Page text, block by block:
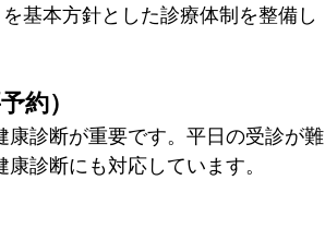
基本方針とした診療体制を整備し
約）
診断が重要です。平日の受診が難
診断にも対応しています。